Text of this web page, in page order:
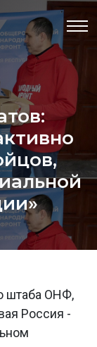
штаба ОНФ,
Россия -